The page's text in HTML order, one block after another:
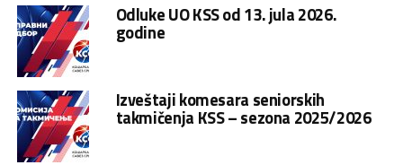
Odluke UO KSS od 13. jula 2026.
godine
Izveštaji komesara seniorskih
takmičenja KSS – sezona 2025/2026